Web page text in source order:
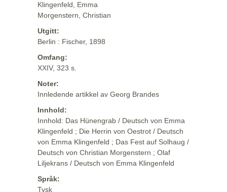
Klingenfeld, Emma
Morgenstern, Christian
Utgitt:
Berlin : Fischer, 1898
Omfang:
XXIV, 323 s.
Noter:
Innledende artikkel av Georg Brandes
Innhold:
Innhold: Das Hünengrab / Deutsch von Emma
Klingenfeld ; Die Herrin von Oestrot / Deutsch
von Emma Klingenfeld ; Das Fest auf Solhaug /
Deutsch von Christian Morgenstern ; Olaf
Liljekrans / Deutsch von Emma Klingenfeld
Språk:
Tysk